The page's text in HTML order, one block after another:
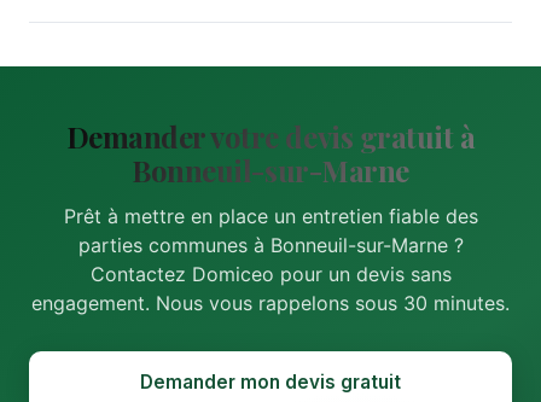
Demander votre devis gratuit à
Bonneuil-sur-Marne
Prêt à mettre en place un entretien fiable des
parties communes à Bonneuil-sur-Marne ?
Contactez Domiceo pour un devis sans
engagement. Nous vous rappelons sous 30 minutes.
Demander mon devis gratuit